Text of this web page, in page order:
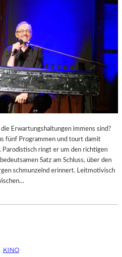
Erwartungshaltungen immens sind?
fünf Programmen und tourt damit
Parodistisch ringt er um den richtigen
Satz am Schluss, über den
schmunzelnd erinnert. Leitmotivisch
KINO